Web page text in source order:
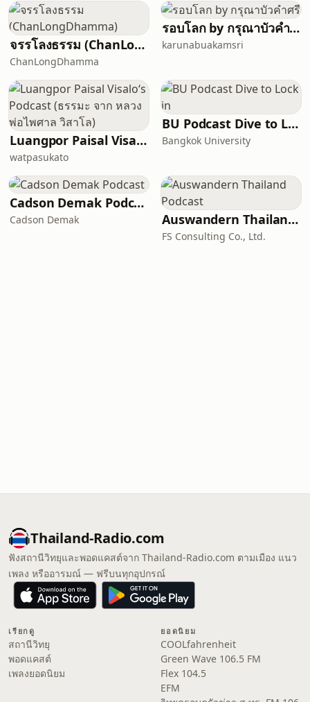
จรรโลงธรรม (ChanLongDhamma)
ChanLongDhamma
รอบโลก by กรุณาบัวคำศรี
karunabuakamsri
Luangpor Paisal Visalo‘s Podcast (ธรรมะ จาก หลวงพ่อไพศาล วิสาโล)
watpasukato
BU Podcast Dive to Lock in
Bangkok University
Cadson Demak Podcast
Cadson Demak Auswandern Thailand Podcast
FS Consulting Co., Ltd.
Thailand-Radio.com
ฟังสถานีวิทยุและพอดแคสต์จาก Thailand-Radio.com ตามเมือง แนว
เพลง หรืออารมณ์ — ฟรีบนทุกอุปกรณ์
เรียกดู
สถานีวิทยุ
พอดแคสต์
เพลงยอดนิยม
ยอดนิยม
COOLfahrenheit
Green Wave 106.5 FM
Flex 104.5
EFM